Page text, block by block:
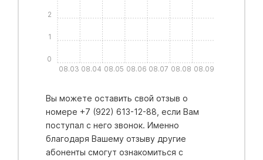
08.03 08.04 08.05 08.06 08.07 08.08 08.09
0
1
2
Вы можете оставить свой отзыв о
номере +7 (922) 613-12-88, если Вам
поступал с него звонок. Именно
благодаря Вашему отзыву другие
абоненты смогут ознакомиться с